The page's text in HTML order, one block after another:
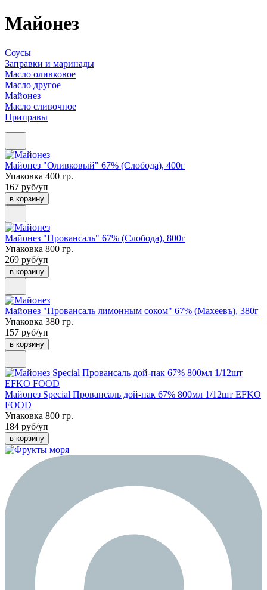
Майонез
Соусы
Заправки и маринады
Масло оливковое
Масло другое
Майонез
Масло сливочное
Приправы
Майонез "Оливковый" 67% (Слобода), 400г
Упаковка 400 гр.
167 руб/уп
в корзину
Майонез "Провансаль" 67% (Слобода), 800г
Упаковка 800 гр.
269 руб/уп
в корзину
Майонез "Провансаль лимонным соком" 67% (Махеевъ), 380г
Упаковка 380 гр.
157 руб/уп
в корзину
Майонез Special Провансаль дой-пак 67% 800мл 1/12шт EFKO
FOOD
Упаковка 800 гр.
184 руб/уп
в корзину